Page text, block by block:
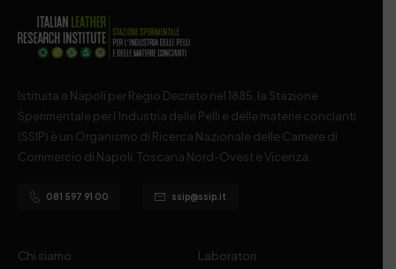
Istituita a Napoli per Regio Decreto nel 1885, la Stazione
Sperimentale per l’Industria delle Pelli e delle materie concianti
(SSIP) è un Organismo di Ricerca Nazionale delle Camere di
Commercio di Napoli, Toscana Nord-Ovest e Vicenza.
081 597 91 00 ssip@ssip.it
Chi siamo
Laboratori